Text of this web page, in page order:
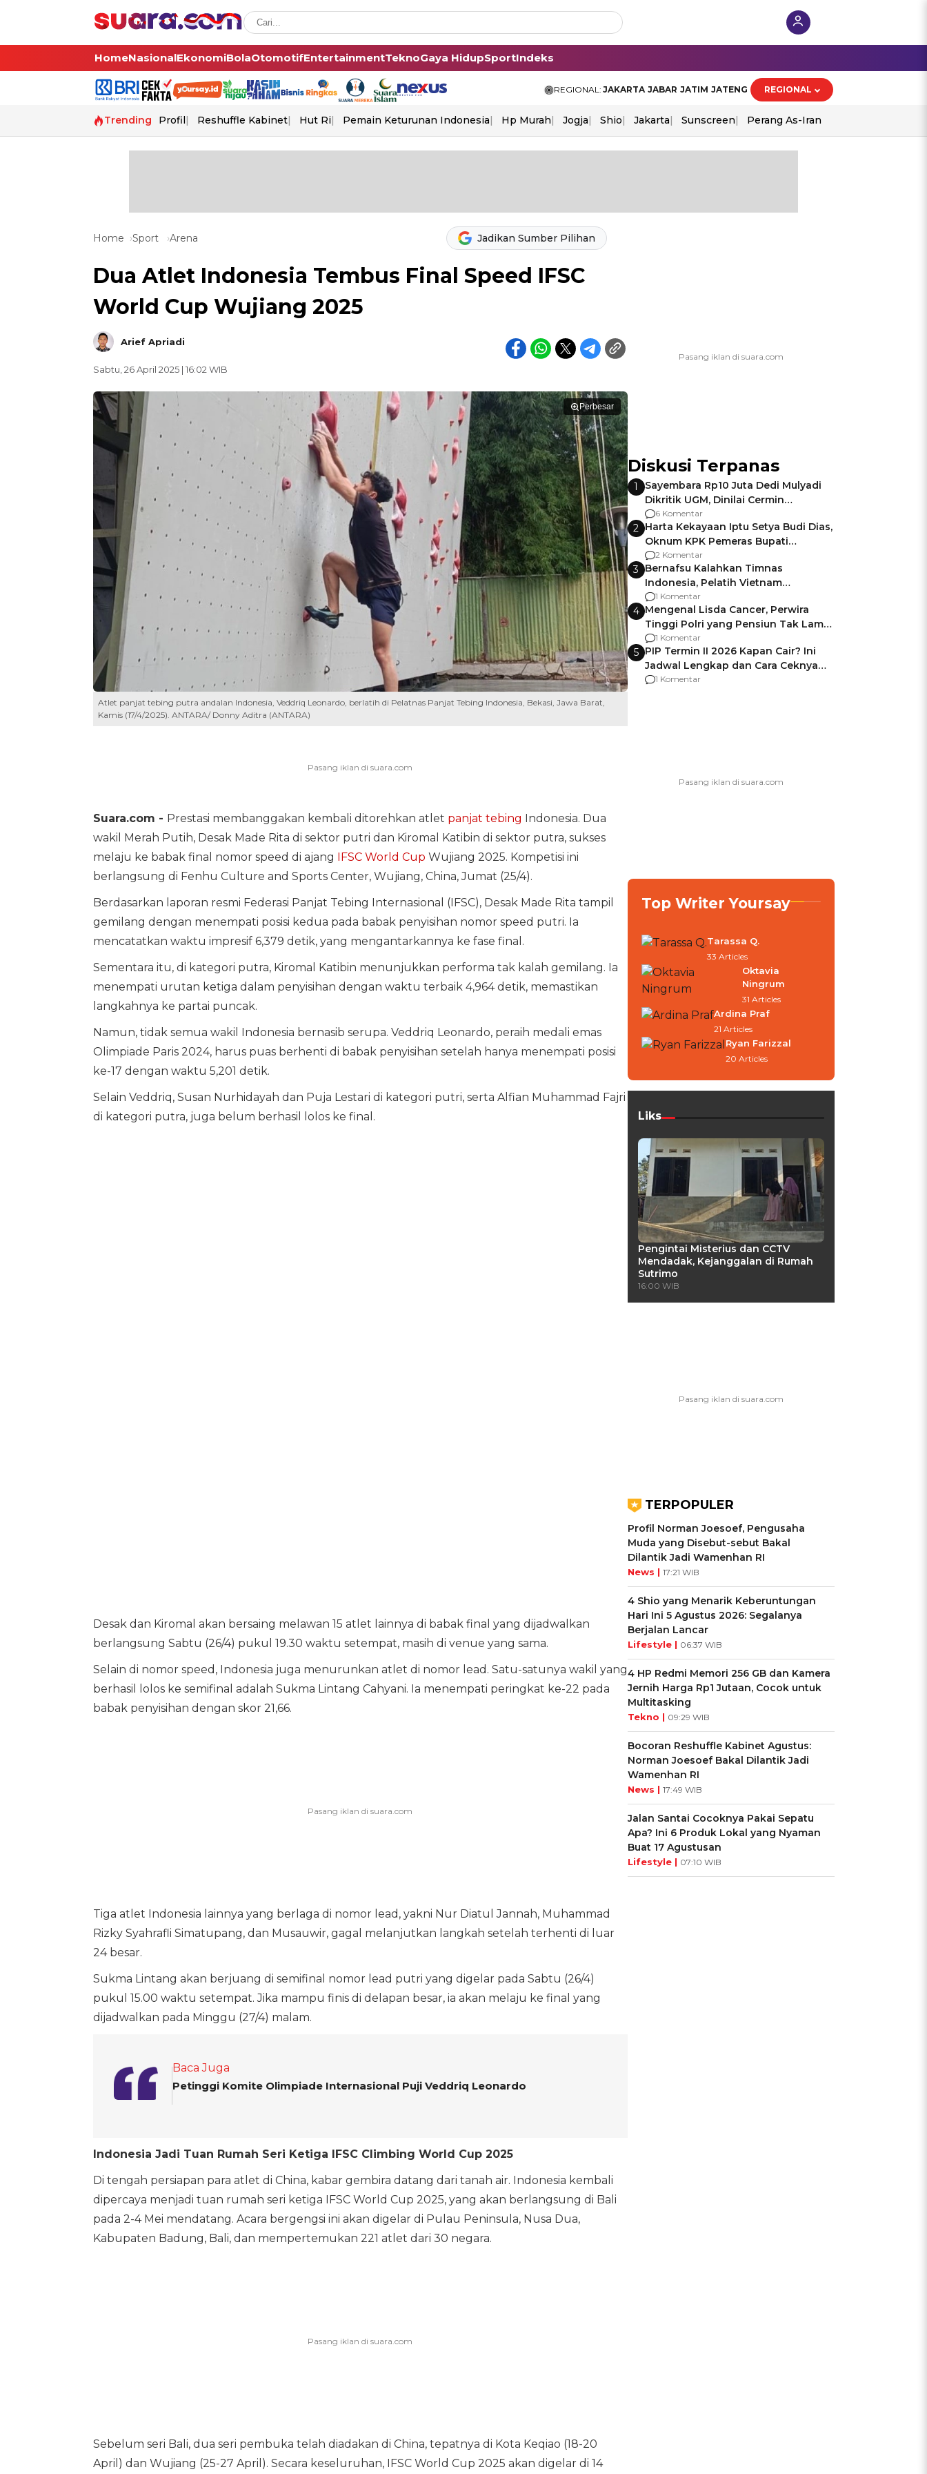
HomeNasionalEkonomiBolaOtomotifEntertainmentTeknoGaya HidupSportIndeks
REGIONAL: JAKARTA JABAR JATIM JATENG REGIONAL
Trending Profil Reshuffle Kabinet Hut Ri Pemain Keturunan Indonesia Hp Murah Jogja Shio Jakarta Sunscreen Perang As-Iran
Home Sport Arena Jadikan Sumber Pilihan
Dua Atlet Indonesia Tembus Final Speed IFSC
World Cup Wujiang 2025
Arief Apriadi
Sabtu, 26 April 2025 | 16:02 WIB
Perbesar
Atlet panjat tebing putra andalan Indonesia, Veddriq Leonardo, berlatih di Pelatnas Panjat Tebing Indonesia, Bekasi, Jawa Barat,
Kamis (17/4/2025). ANTARA/ Donny Aditra (ANTARA)
Suara.com - Prestasi membanggakan kembali ditorehkan atlet panjat tebing Indonesia. Dua
wakil Merah Putih, Desak Made Rita di sektor putri dan Kiromal Katibin di sektor putra, sukses
melaju ke babak final nomor speed di ajang IFSC World Cup Wujiang 2025. Kompetisi ini
berlangsung di Fenhu Culture and Sports Center, Wujiang, China, Jumat (25/4).
Berdasarkan laporan resmi Federasi Panjat Tebing Internasional (IFSC), Desak Made Rita tampil
gemilang dengan menempati posisi kedua pada babak penyisihan nomor speed putri. Ia
mencatatkan waktu impresif 6,379 detik, yang mengantarkannya ke fase final.
Sementara itu, di kategori putra, Kiromal Katibin menunjukkan performa tak kalah gemilang. Ia
menempati urutan ketiga dalam penyisihan dengan waktu terbaik 4,964 detik, memastikan
langkahnya ke partai puncak.
Namun, tidak semua wakil Indonesia bernasib serupa. Veddriq Leonardo, peraih medali emas
Olimpiade Paris 2024, harus puas berhenti di babak penyisihan setelah hanya menempati posisi
ke-17 dengan waktu 5,201 detik.
Selain Veddriq, Susan Nurhidayah dan Puja Lestari di kategori putri, serta Alfian Muhammad Fajri
di kategori putra, juga belum berhasil lolos ke final.
Desak dan Kiromal akan bersaing melawan 15 atlet lainnya di babak final yang dijadwalkan
berlangsung Sabtu (26/4) pukul 19.30 waktu setempat, masih di venue yang sama.
Selain di nomor speed, Indonesia juga menurunkan atlet di nomor lead. Satu-satunya wakil yang
berhasil lolos ke semifinal adalah Sukma Lintang Cahyani. Ia menempati peringkat ke-22 pada
babak penyisihan dengan skor 21,66.
Tiga atlet Indonesia lainnya yang berlaga di nomor lead, yakni Nur Diatul Jannah, Muhammad
Rizky Syahrafli Simatupang, dan Musauwir, gagal melanjutkan langkah setelah terhenti di luar
24 besar.
Sukma Lintang akan berjuang di semifinal nomor lead putri yang digelar pada Sabtu (26/4)
pukul 15.00 waktu setempat. Jika mampu finis di delapan besar, ia akan melaju ke final yang
dijadwalkan pada Minggu (27/4) malam.
Baca Juga
Petinggi Komite Olimpiade Internasional Puji Veddriq Leonardo
Indonesia Jadi Tuan Rumah Seri Ketiga IFSC Climbing World Cup 2025
Di tengah persiapan para atlet di China, kabar gembira datang dari tanah air. Indonesia kembali
dipercaya menjadi tuan rumah seri ketiga IFSC World Cup 2025, yang akan berlangsung di Bali
pada 2-4 Mei mendatang. Acara bergengsi ini akan digelar di Pulau Peninsula, Nusa Dua,
Kabupaten Badung, Bali, dan mempertemukan 221 atlet dari 30 negara.
Sebelum seri Bali, dua seri pembuka telah diadakan di China, tepatnya di Kota Keqiao (18-20
April) dan Wujiang (25-27 April). Secara keseluruhan, IFSC World Cup 2025 akan digelar di 14
Diskusi Terpanas
1
Sayembara Rp10 Juta Dedi Mulyadi
Dikritik UGM, Dinilai Cermin
Gagalnya Negara Jamin Keamanan
6 Komentar
2 Harta Kekayaan Iptu Setya Budi Dias,
Oknum KPK Pemeras Bupati
Pemalang
2 Komentar
3 Bernafsu Kalahkan Timnas
Indonesia, Pelatih Vietnam
Berencana Pakai Jimat di Pakansari
1 Komentar
4 Mengenal Lisda Cancer, Perwira
Tinggi Polri yang Pensiun Tak Lama
Usai Jadi Brigjen
1 Komentar
5 PIP Termin II 2026 Kapan Cair? Ini
Jadwal Lengkap dan Cara Ceknya
agar Dana Tidak Hangus!
1 Komentar
Top Writer Yoursay
Tarassa Q.
33 Articles
Oktavia
Ningrum
31 Articles
Ardina Praf
21 Articles
Ryan Farizzal
20 Articles
Liks
Pengintai Misterius dan CCTV
Mendadak, Kejanggalan di Rumah
Sutrimo
16:00 WIB
TERPOPULER
Profil Norman Joesoef, Pengusaha
Muda yang Disebut-sebut Bakal
Dilantik Jadi Wamenhan RI
News | 17:21 WIB
4 Shio yang Menarik Keberuntungan
Hari Ini 5 Agustus 2026: Segalanya
Berjalan Lancar
Lifestyle | 06:37 WIB
4 HP Redmi Memori 256 GB dan Kamera
Jernih Harga Rp1 Jutaan, Cocok untuk
Multitasking
Tekno | 09:29 WIB
Bocoran Reshuffle Kabinet Agustus:
Norman Joesoef Bakal Dilantik Jadi
Wamenhan RI
News | 17:49 WIB
Jalan Santai Cocoknya Pakai Sepatu
Apa? Ini 6 Produk Lokal yang Nyaman
Buat 17 Agustusan
Lifestyle | 07:10 WIB